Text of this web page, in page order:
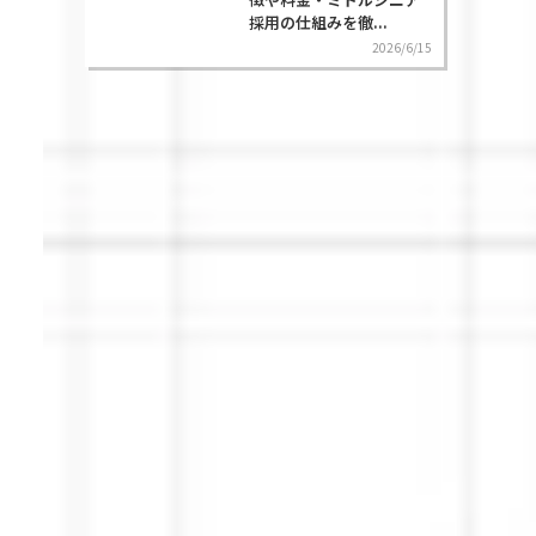
採用の仕組みを徹...
2026/6/15